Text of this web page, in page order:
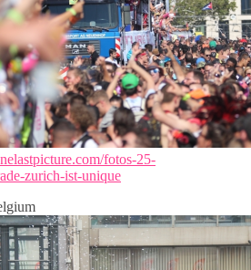
fotos-25-
zurich-ist-unique